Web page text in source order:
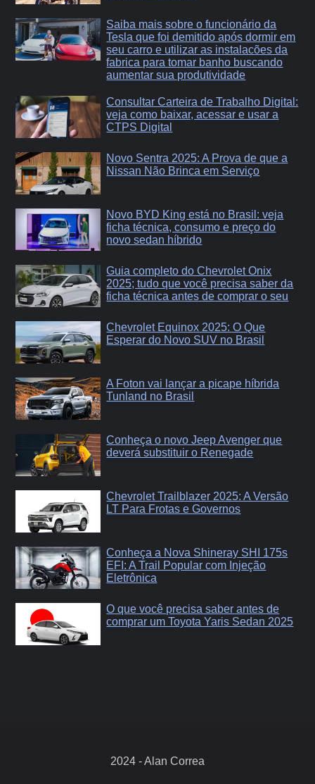
Saiba mais sobre o funcionário da
Tesla que foi demitido após dormir em
seu carro e utilizar as instalacões da
fabrica para tomar banho buscando
aumentar sua produtividade
Consultar Carteira de Trabalho Digital:
veja como baixar, acessar e usar a
CTPS Digital
Novo Sentra 2025: A Prova de que a
Nissan Não Brinca em Serviço
Novo BYD King está no Brasil: veja
ficha técnica, consumo e preço do
novo sedan híbrido
Guia completo do Chevrolet Onix
2025; tudo que você precisa saber da
ficha técnica antes de comprar o seu
Chevrolet Equinox 2025: O Que
Esperar do Novo SUV no Brasil
A Foton vai lançar a picape híbrida
Tunland no Brasil
Conheça o novo Jeep Avenger que
deverá substituir o Renegade
Chevrolet Trailblazer 2025: A Versão
LT Para Frotas e Governos
Conheça a Nova Shineray SHI 175s
EFI: A Trail Popular com Injeção
Eletrônica
O que você precisa saber antes de
comprar um Toyota Yaris Sedan 2025
2024 - Alan Correa